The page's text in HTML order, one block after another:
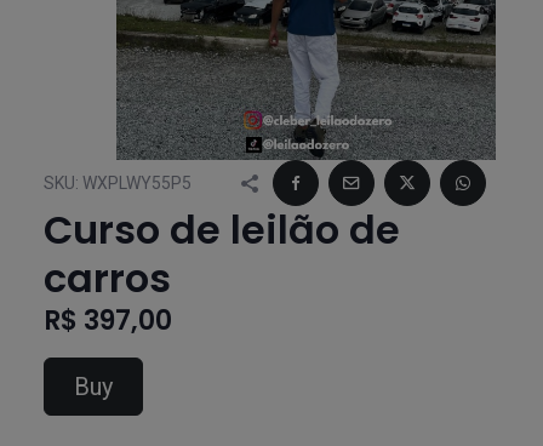
SKU: WXPLWY55P5
Curso de leilão de
carros
R$ 397,00
Buy